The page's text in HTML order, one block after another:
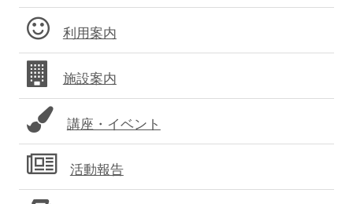
ド
バ
ー
利用案内
施設案内
講座・イベント
活動報告